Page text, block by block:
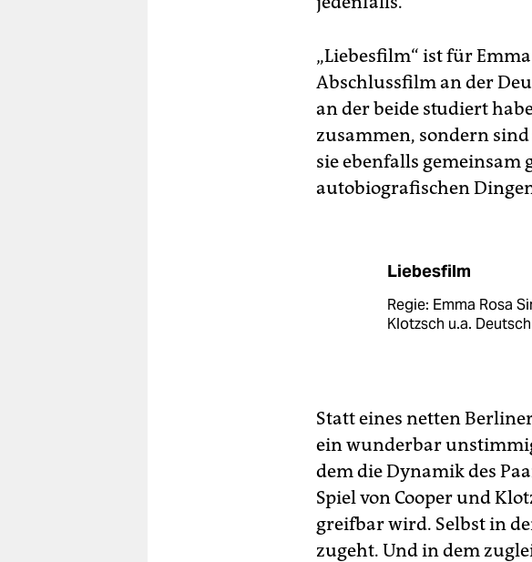
„Liebesfilm“ ist für
Abschlussfilm an der
an der beide studiert
zusammen, sondern
sie ebenfalls gemeinsam
autobiografischen
Liebesfilm
Regie: Emma Rosa
Klotzsch u.a.
Statt eines netten
ein wunderbar
dem die Dynamik des
Spiel von Cooper und
greifbar wird. Selbst in
zugeht. Und in dem